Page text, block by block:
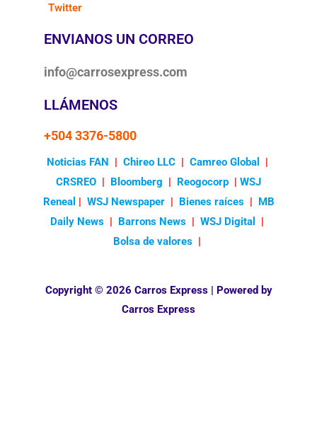
Twitter
ENVIANOS UN CORREO
info@carrosexpress.com
LLÁMENOS
+504 3376-5800
Noticias FAN | Chireo LLC| Camreo Global
|
CRSREO | Bloomberg | Reogocorp | WSJ
Reneal | WSJ Newspaper| Bienes raíces| MB
Daily News | Barrons News | WSJ Digital
|
Bolsa de valores |
Copyright © 2026 Carros Express | Powered by
Carros Express